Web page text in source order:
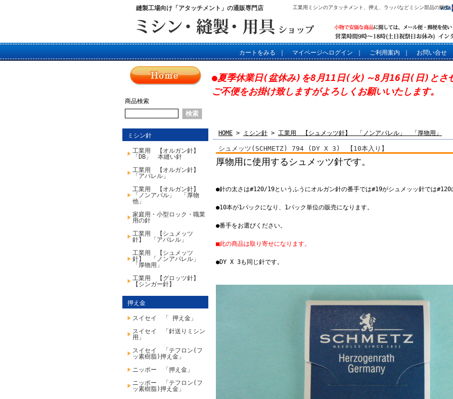
縫製工場向け「アタッチメント」の通販専門店 工業用ミシンのアタッチメント、押え、ラッパなどミシン部品の販売
カートをみる マイページへログイン ご利用案内 お問い合せ
商品検索
ミシン針
工業用 【オルガン針】
「DB」 本縫い針
工業用 【オルガン針】
「アパレル」
工業用 【オルガン針】
「ノンアパル」 「厚物
他」
家庭用・小型ロック・職業
用の針
工業用 【シュメッツ
針】 「アパレル」
工業用 【シュメッツ
針】 「ノンアパレル」
「厚物用」
工業用 【グロッツ針】
【シンガー針】
押え金
スイセイ 「 押え金」
スイセイ 「針送りミシン
用」
スイセイ 「テフロン(フ
ッ素樹脂)押え金」
ニッポー 「押え金」
ニッポー 「テフロン(フ
ッ素樹脂)押え金」
●夏季休業日(盆休み)を8月11日(火)～8月16日(日)とさせ
ご不便をお掛け致しますがよろしくお願いいたします。
HOME > ミシン針 > 工業用 【シュメッツ針】 「ノンアパレル」 「厚物用」
シュメッツ(SCHMETZ) 794 (DY X 3) 【10本入り】
厚物用に使用するシュメッツ針です。
●針の太さは#120/19というふうにオルガン針の番手では#19がシュメッッ針では#120
●10本が1パックになり、1パック単位の販売になります。
●番手をお選びください。
■此の商品は取り寄せになります。
●DY X 3も同じ針です。